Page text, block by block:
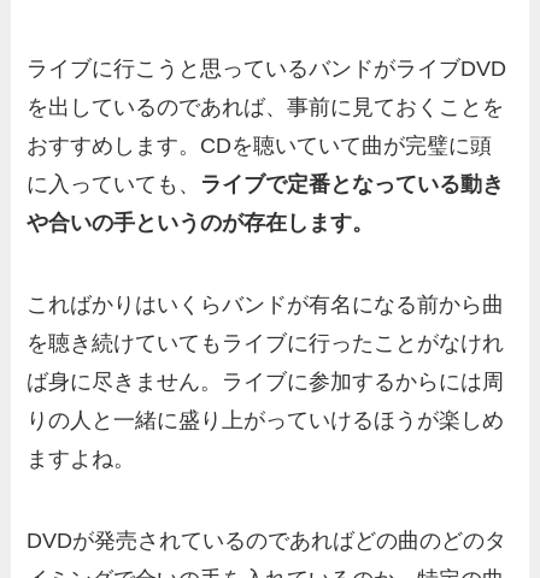
ライブに行こうと思っているバンドがライブDVD
を出しているのであれば、事前に見ておくことを
おすすめします。CDを聴いていて曲が完璧に頭
に入っていても、 ライブで定番となっている動き
や合いの手というのが存在します。
こればかりはいくらバンドが有名になる前から曲
を聴き続けていてもライブに行ったことがなけれ
ば身に尽きません。ライブに参加するからには周
りの人と一緒に盛り上がっていけるほうが楽しめ
ますよね。
DVDが発売されているのであればどの曲のどのタ